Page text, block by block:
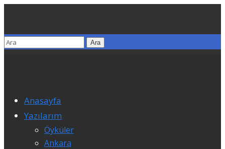
Anasayfa
Yazılarım
Öyküler
Ankara